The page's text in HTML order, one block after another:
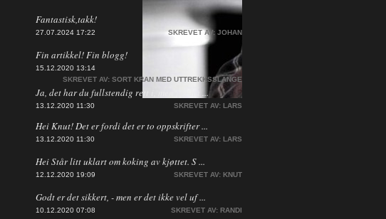
Fantastisk,takk!
27.07.2024 17:22 SKREVET AV: JOHAN
Fin artikkel! Fin blogg!
15.12.2020 13:14
SKREVET AV: SORT KRAN MED UTTREKKSSLANGE
Ja, det har du fullstendig rett i, men jeg ha ...
13.12.2020 11:30 SKREVET AV: LARS
Hei Knut! Det er fordi det er to oppskrifter ...
13.12.2020 11:30 SKREVET AV: LARS
Hei Står litt uklart om koking av kjøttet. S ...
12.12.2020 19:09 SKREVET AV: KNUT
Godt er det sikkert, - men er det ikke vel uf ...
10.12.2020 07:08 SKREVET AV: RANDI